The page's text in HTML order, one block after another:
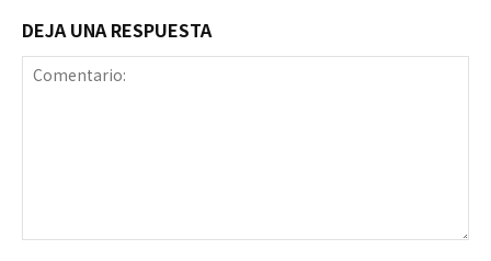
DEJA UNA RESPUESTA